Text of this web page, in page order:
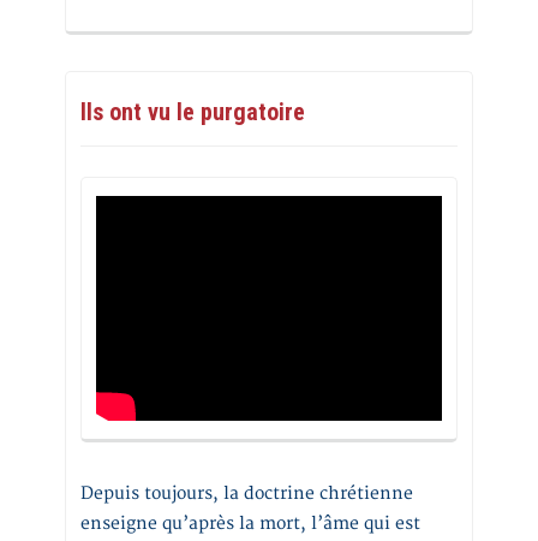
Ils ont vu le purgatoire
Depuis toujours, la doctrine chrétienne
enseigne qu’après la mort, l’âme qui est